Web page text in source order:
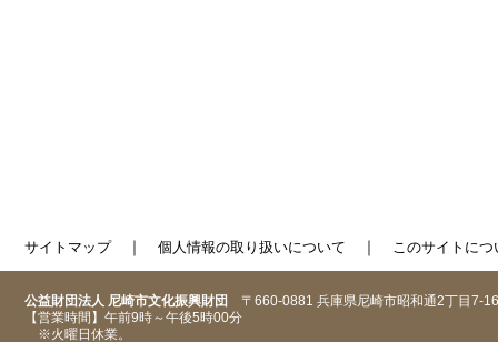
サイトマップ｜ 個人情報の取り扱いについて ｜ このサイトにつ
公益財団法人 尼崎市文化振興財団 〒660-0881 兵庫県尼崎市昭和通2丁目7-16
【営業時間】午前9時～午後5時00分
※火曜日休業。